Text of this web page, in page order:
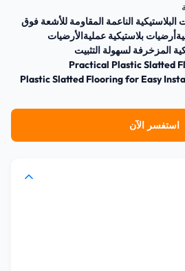
البلاستيكية الناعمة المقاومة للأشعة فوق
بلاستيكية عمليةالأرضيات
المزخرفة لسهولة التثبيت
Practical Plastic Slatted
Plastic Slatted Flooring for Easy
استفسر الآن